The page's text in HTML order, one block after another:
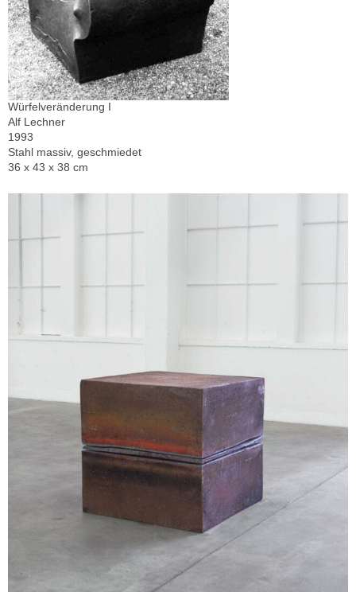
Würfelveränderung I
Alf Lechner
1993
Stahl massiv, geschmiedet
36 x 43 x 38 cm